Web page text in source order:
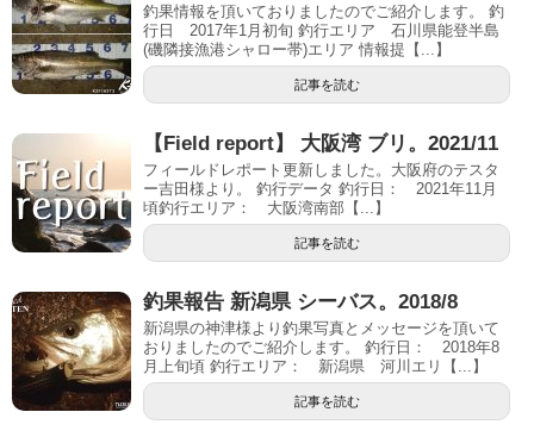
釣果情報を頂いておりましたのでご紹介します。 釣
行日 2017年1月初旬 釣行エリア 石川県能登半島
(磯隣接漁港シャロー帯)エリア 情報提【...】
記事を読む
【Field report】 大阪湾 ブリ。2021/11
フィールドレポート更新しました。大阪府のテスタ
ー吉田様より。 釣行データ 釣行日： 2021年11月
頃釣行エリア： 大阪湾南部【...】
記事を読む
釣果報告 新潟県 シーバス。2018/8
新潟県の神津様より釣果写真とメッセージを頂いて
おりましたのでご紹介します。 釣行日： 2018年8
月上旬頃 釣行エリア： 新潟県 河川エリ【...】
記事を読む